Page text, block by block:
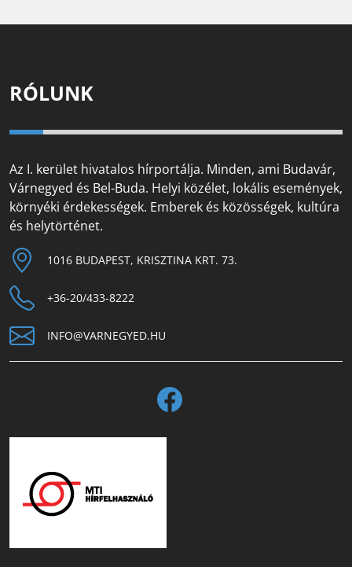
RÓLUNK
Az I. kerület hivatalos hírportálja. Minden, ami Budavár,
Várnegyed és Bel-Buda. Helyi közélet, lokális események,
környéki érdekességek. Emberek és közösségek, kultúra
és helytörténet.
1016 BUDAPEST, KRISZTINA KRT. 73.
+36-20/433-8222
INFO@VARNEGYED.HU